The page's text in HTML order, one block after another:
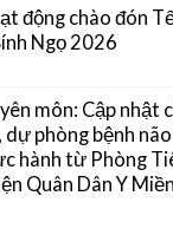
động chào đón
Ngọ 2026
môn: Cập nhật
phòng bệnh
hành từ Phòng
Quân Dân Y